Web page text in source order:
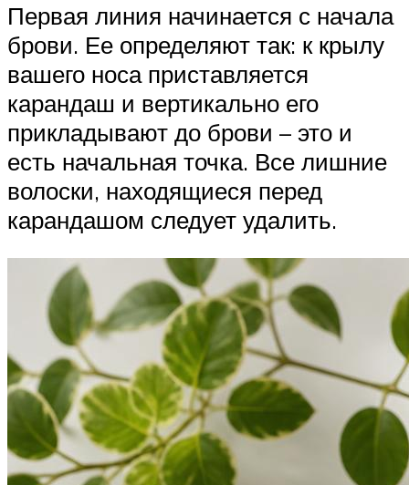
Первая линия начинается с начала
брови. Ее определяют так: к крылу
вашего носа приставляется
карандаш и вертикально его
прикладывают до брови – это и
есть начальная точка. Все лишние
волоски, находящиеся перед
карандашом следует удалить.